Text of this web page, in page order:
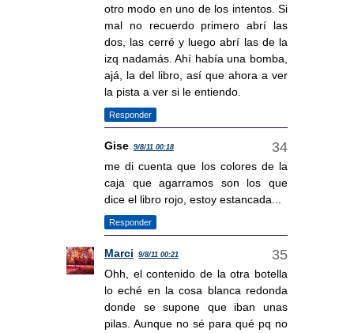
otro modo en uno de los intentos. Si
mal no recuerdo primero abrí las
dos, las cerré y luego abrí las de la
izq nadamás. Ahí había una bomba,
ajá, la del libro, así que ahora a ver
la pista a ver si le entiendo.
Responder
Gise 9/8/11 00:18
me di cuenta que los colores de la
caja que agarramos son los que
dice el libro rojo, estoy estancada...
Responder
Marci 9/8/11 00:21
Ohh, el contenido de la otra botella
lo eché en la cosa blanca redonda
donde se supone que iban unas
pilas. Aunque no sé para qué pq no